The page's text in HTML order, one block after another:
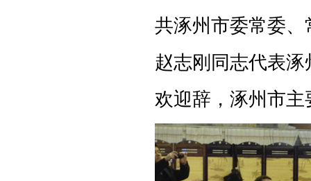
共涿州市委常委
赵志刚同志代表
欢迎辞，涿州市